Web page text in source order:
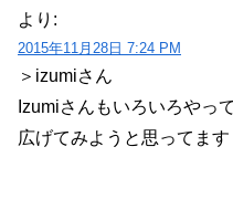
より:
2015年11月28日 7:24 PM
＞izumiさん
Izumiさんもいろいろやっ
広げてみようと思ってます